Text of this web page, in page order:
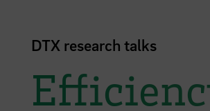
DTX research talks